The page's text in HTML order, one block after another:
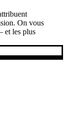
On vous
et les plus